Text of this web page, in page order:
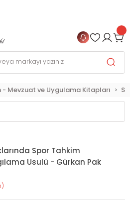
- Mevzuat ve Uygulama Kitapları
Spor Tahkim
Usulü - Gürkan Pak